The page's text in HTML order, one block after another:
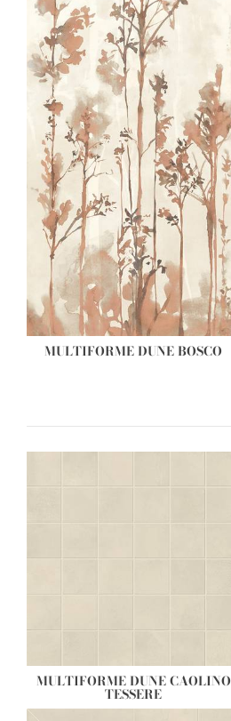
MULTIFORME DUNE BOSCO
MULTIFORME DUNE CAOLINO
TESSERE